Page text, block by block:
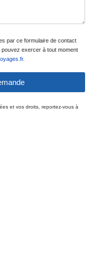
par ce formulaire de contact
exercer à tout moment
.
et vos droits, reportez-vous à